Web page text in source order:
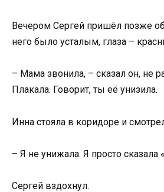
Вечером Сергей пришёл позже
него было усталым, глаза –
– Мама звонила, – сказал он, не
Плакала. Говорит, ты её унизила.
Инна стояла в коридоре и
– Я не унижала. Я просто сказала
Сергей вздохнул.